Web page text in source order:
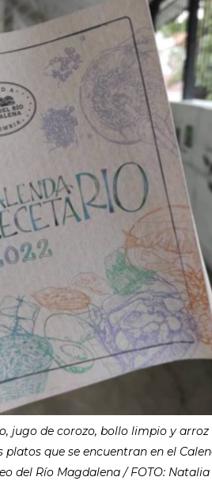
jugo de corozo, bollo limpio y arroz
platos que se encuentran en el
del Río Magdalena / FOTO: